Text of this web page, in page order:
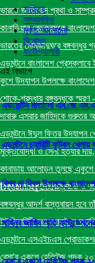
ভারতে জাতিভেদ প্রথা ও
কানাডিয়ান রেডক্রসকে
ভারতের মোমজাদুঘরে বঙ্গবন্ধুর
এডমন্টনে বাংলাদেশ
কুশে উদযাপন উপলক্ষে
শোকে-শ্রদ্ধায় বঙ্গবন্ধুকে স্মরণ-
দাবারু এসরার জাহিদকে গুরুতর
এডমন্টনে ঈদুল ফিতর উদযাপন
মুক্তিযোদ্ধা ও সেনা হত্যার
কানাডায় আলোড়ন তুলছে একুশে
December 2014
বিশ্বায়নে একুশে ফেব্রুয়ারী ও
বঙ্গবন্ধুর আদর্শ বাস্তবায়ন হবে
ইউনিভার্সিটি অব ম্যাকুইনে
এডমন্টনে এসএইচএস
বেসা'র একুশে হেরিটেজ পদক
সাহিত্য
সমসাময়িক
মুক্ত আলোচনা
বিনোদন
ফটোগ্যালারী
এই বিভাগে
এডমোন্টন মাতালো এম.জে.এম.এফ
এডমন্টনে চ্যারিটি ফুটবল খেলায়
বিশ্ব মা দিবস উপলক্ষে
মাহিনুর জাহিদ স্মৃতি